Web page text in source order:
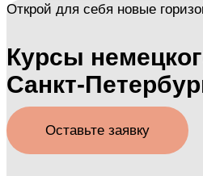
Открой для себя новые
Курсы
Санкт-
Оставьте заявку